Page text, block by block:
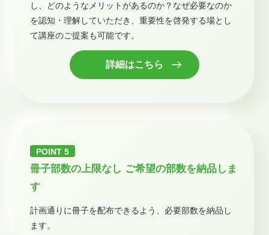
し、どのようなメリットがあるのか？なぜ必要なのか
を認知・理解していただき、重要性を啓発する場とし
て講座のご提案も可能です。
詳細はこちら
冊子部数の上限なし ご希望の部数を納品しま
す
計画通りに冊子を配布できるよう、必要部数を納品し
ます。